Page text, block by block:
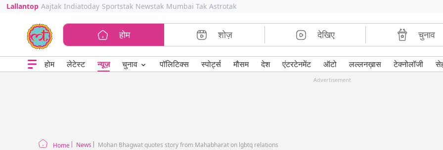
Lallantop Aajtak Indiatoday Sportstak Newstak Mumbai Tak Astrotak
होम शोज़ देखिए चुनाव
होम लेटेस्ट न्यूज़ चुनाव ⌄ पॉलिटिक्स स्पोर्ट्स मौसम देश एंटरटेनमेंट ऑटो लल्लनख़ास टेक्नोलॉजी
Advertisement
Home News Mohan Bhagwat quotes story from Mahabharat on lgbtq relations